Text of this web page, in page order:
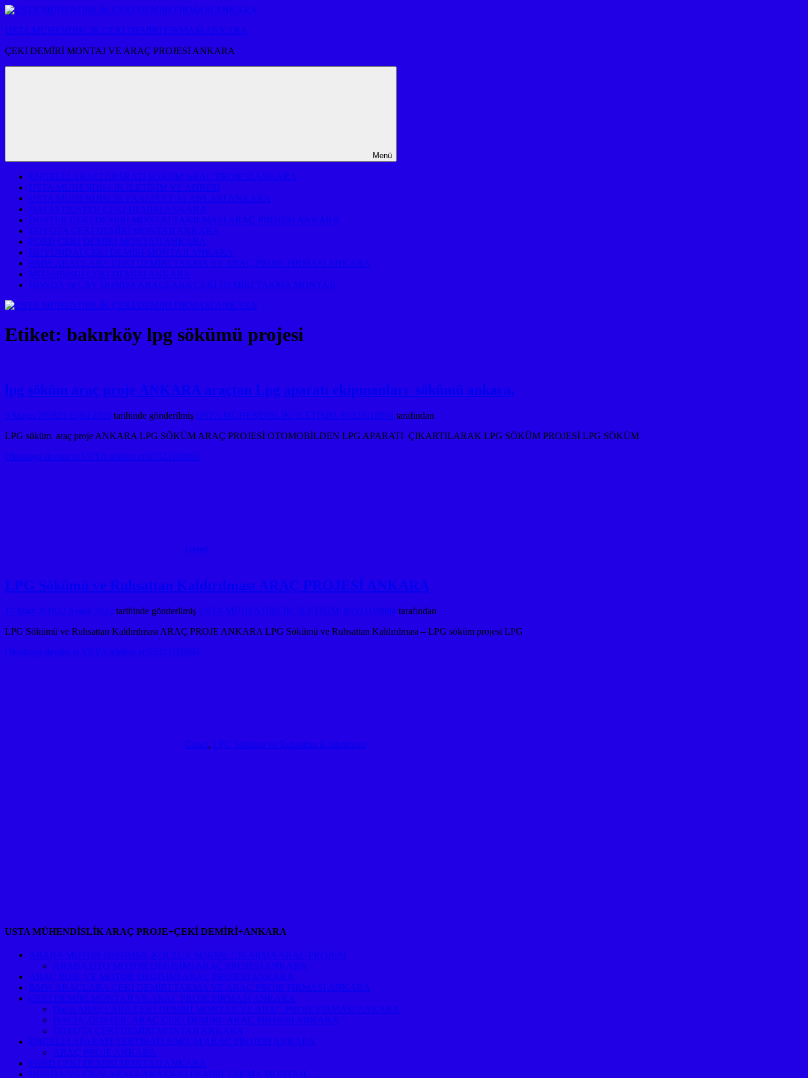
İçeriğe
USTA MÜHENDİSLİK ÇEKİ DEMİRİ FİRMASI ANKARA
ÇEKİ DEMİRİ MONTAJ VE ARAÇ PROJESİ ANKARA
Menü
ENGELLİ ARACI APARATI SÖKÜM ARAÇ PROJESİ ANKARA
USTA MÜHENDİSLİK İLETİŞİM VE ADRESİ
USTA MÜHENDİSLİK FAALİYET ALANLARI ANKARA
DACİA DUSTER ÇEKİ DEMİRİ ANKARA
DUSTER ÇEKİ DEMİRİ MONTAJ TAKILMASI ARAÇ PROJESİ ANKARA
TOYOTA ÇEKİ DEMİRİ MONTAJI ANKARA
FORD ÇEKİ DEMİRİ MONTAJI ANKARA
HUYUNDAİ ÇEKİ DEMİRİ MONTAJI ANKARA
BMW ARAÇLARA ÇEKİ DEMİRİ TAKMA VE ARAÇ PROJE FİRMASI ANKARA
MITSUBISHI ÇEKİ DEMİRİ ANKARA
HONDA ve CRV HONDA ARAÇLARA ÇEKİ DEMİRİ TAKMA MONTAJI
Etiket: bakırköy lpg sökümü projesi
lpg söküm araç proje ANKARA araçtan Lpg aparatı ekipmanları sökümü ankara,
9 Mayıs 201821 Eylül 2025 tarihinde gönderilmiş USTA MÜHENDİSLİK: İLETİŞİM: 05323118894 tarafından
LPG söküm araç proje ANKARA LPG SÖKÜM ARAÇ PROJESİ OTOMOBİLDEN LPG APARATI ÇIKARTILARAK LPG SÖKÜM PROJESİ LPG SÖKÜM
Okumaya devam et VEYA telofon et:05323118894
Genel
LPG Sökümü ve Ruhsattan Kaldırılması ARAÇ PROJESİ ANKARA
17 Mart 201822 Aralık 2022 tarihinde gönderilmiş USTA MÜHENDİSLİK: İLETİŞİM: 05323118894 tarafından
LPG Sökümü ve Ruhsattan Kaldırılması ARAÇ PROJE ANKARA LPG Sökümü ve Ruhsattan Kaldırılması – LPG söküm projesi LPG
Okumaya devam et VEYA telofon et:05323118894
Genel, LPG Sökümü ve Ruhsattan Kaldırılması
USTA MÜHENDİSLİK ARAÇ PROJE+ÇEKİ DEMİRİ+ANKARA
ARABA MOTOR DEGİŞİMİ ,KOLTUK SÖKME ÇIKARMA ARAÇ PROJESİ
ARABA OTO MOTOR DEGİŞİMİ ARAÇ PROJESİ ANKARA
ARAÇ POJE VE MOTOR DEGİŞİMİ ARAÇ PROJESİ ANKARA
BMW ARAÇLARA ÇEKİ DEMİRİ TAKMA VE ARAÇ PROJE FİRMASI ANKARA
ÇEKİ DEMİRİ MONTAJI VE ARAÇ PROJE FİRMASI ANKARA
Dacia ARAÇLARA ÇEKİ DEMİRİ MONTAJI VE ARAÇ PROJE FİRMASI ANKARA
DACİA ,DUSTER ,ARAÇ ÇEKİ DEMİRİ+ARAÇ PROJESİ ANKARA
TOYOTA ÇEKİ DEMİRİ MONTAJI ANKARA
ENGELLİ APARATI TERTİBATI SÖKÜM ARAÇ PROJESİ ANKARA
ARAÇ PROJE ANKARA
FORD ÇEKİ DEMİRİ MONTAJI ANKARA
HONDA/VE CR-V ARAÇLARA ÇEKİ DEMİRİ TAKMA MONTAJI